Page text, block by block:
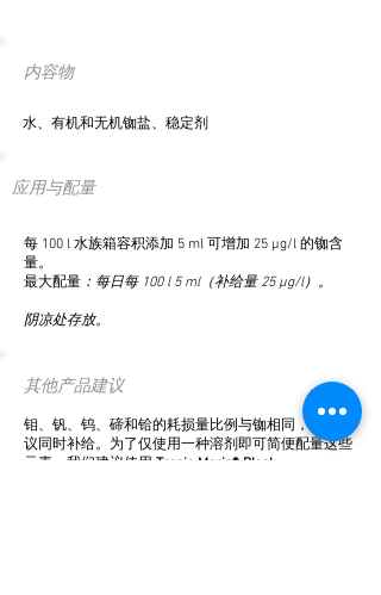
内容物
水、有机和无机铷盐、稳定剂
应用与配量
每 100 l 水族箱容积添加 5 ml 可增加 25 μg/l 的铷含
量。
最大配量 ：每日每 100 l 5 ml（补给量 25 μg/l）。
阴凉处存放。
其他产品建议
钼、钒、钨、碲和铪的耗损量比例与铷相同，因此建
议同时补给。为了仅使用一种溶剂即可简便配量这些
元素，我们建议使用 Tropic Marin® Block